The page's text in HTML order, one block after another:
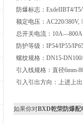
防爆标志：ExdeIIBT4/
额定电压：AC220/380V,
总开关电流：
防护等级：IP54/IP55/
螺纹规格：DN15-
引入线规格：直径6mm-
引入引出方向：上进上
如果你对BXD乾荣防爆配